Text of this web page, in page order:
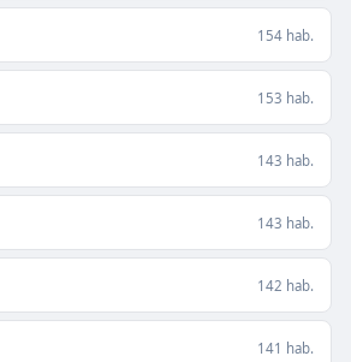
154 hab.
153 hab.
143 hab.
143 hab.
142 hab.
141 hab.